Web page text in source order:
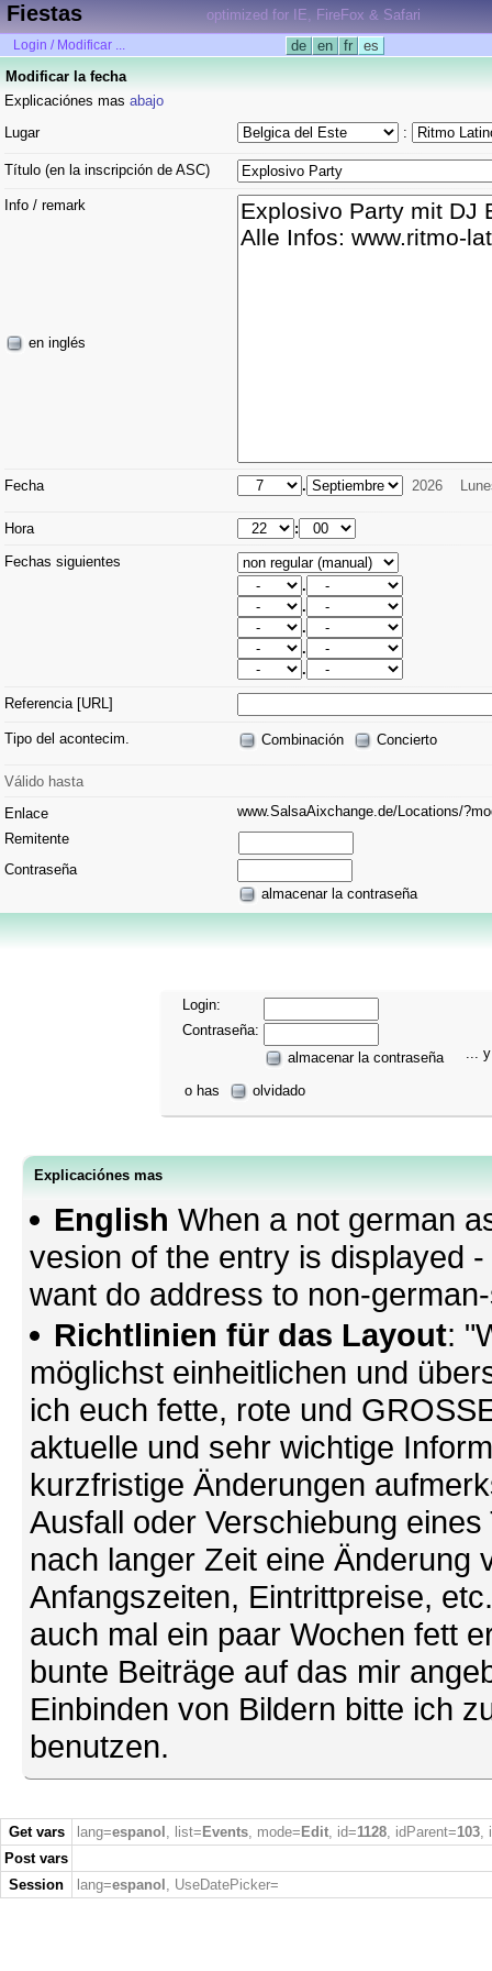
Fiestas optimized for IE, FireFox & Safari
Login / Modificar ... de en fr
es
Modificar la fecha
Explicaciónes mas abajo
Lugar
:
Título (en la inscripción de ASC)
Info / remark
en inglés
Fecha . 2026
Hora
:
Fechas siguientes
.
.
.
.
.
Referencia [URL]
Tipo del acontecim. Combinación Concierto
Válido hasta
Enlace
www.SalsaAixchange.de/Locations/
Remitente
Contraseña
almacenar la contraseña
Login:
Contraseña:
almacenar la contraseña
o has
olvidado
...
Explicaciónes mas
English When a not german
vesion of the entry is displayed
want do address to non-
Richtlinien für das Layout:
möglichst einheitlichen und
ich euch fette, rote und
aktuelle und sehr wichtige
kurzfristige Änderungen
Ausfall oder Verschiebung
nach langer Zeit eine Änderung
Anfangszeiten, Eintrittpreise,
auch mal ein paar Wochen fett
bunte Beiträge auf das mir
Einbinden von Bildern bitte ich
benutzen.
Get vars lang=espanol , list= Events, mode= Edit, id=1128, idParent=103,
Post vars
Session
lang=espanol , UseDatePicker=